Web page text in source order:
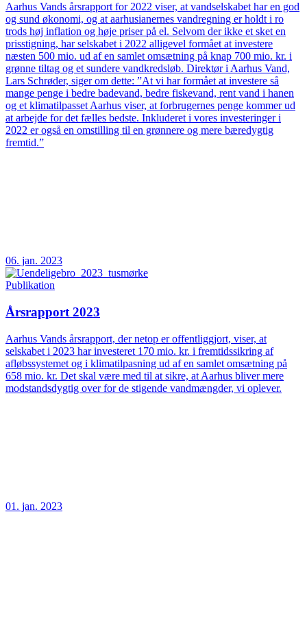
Aarhus Vands årsrapport for 2022 viser, at vandselskabet har en god
og sund økonomi, og at aarhusianernes vandregning er holdt i ro
trods høj inflation og høje priser på el. Selvom der ikke et sket en
prisstigning, har selskabet i 2022 alligevel formået at investere
næsten 500 mio. ud af en samlet omsætning på knap 700 mio. kr. i
grønne tiltag og et sundere vandkredsløb. Direktør i Aarhus Vand,
Lars Schrøder, siger om dette: ”At vi har formået at investere så
mange penge i bedre badevand, bedre fiskevand, rent vand i hanen
og et klimatilpasset Aarhus viser, at forbrugernes penge kommer ud
at arbejde for det fælles bedste. Inkluderet i vores investeringer i
2022 er også en omstilling til en grønnere og mere bæredygtig
fremtid.”
06. jan. 2023
Publikation
Årsrapport 2023
Aarhus Vands årsrapport, der netop er offentliggjort, viser, at
selskabet i 2023 har investeret 170 mio. kr. i fremtidssikring af
afløbssystemet og i klimatilpasning ud af en samlet omsætning på
658 mio. kr. Det skal være med til at sikre, at Aarhus bliver mere
modstandsdygtig over for de stigende vandmængder, vi oplever.
01. jan. 2023